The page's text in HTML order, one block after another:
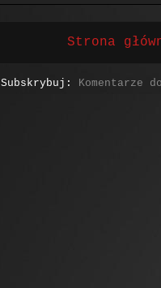
Strona
Subskrybuj: Komentarze